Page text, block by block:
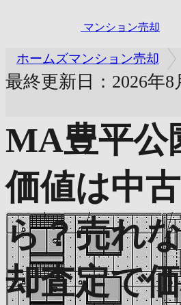
マンション売却
ホームズマンション売却
最終更新日：2026年8
MA豊平公
価値は中
ら？売れ
却査定で